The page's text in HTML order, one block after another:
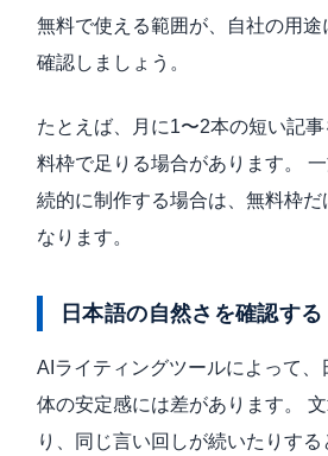
無料で使える範囲が、自社の用途
確認しましょう。
たとえば、月に1〜2本の短い記
料枠で足りる場合があります。
続的に制作する場合は、無料枠だ
なります。
日本語の自然さを確認する
AIライティングツールによって、
体の安定感には差があります。
り、同じ言い回しが続いたりす